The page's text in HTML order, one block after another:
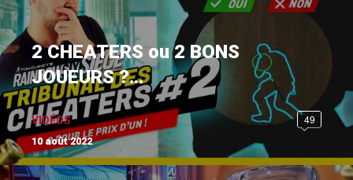
2 CHEATERS ou 2 BONS
JOUEURS ?...
VIDÉOS 49
10 août 2022